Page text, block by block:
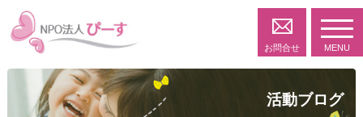
お問合せ MENU
活動ブログ